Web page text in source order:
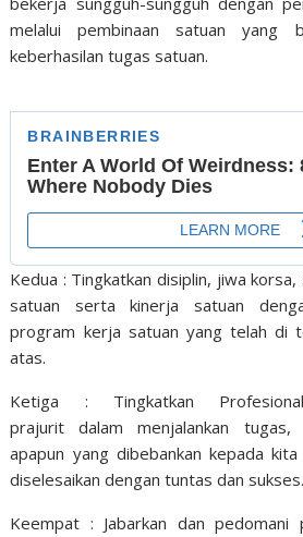
melalui pembinaan satuan yang
keberhasilan tugas satuan.
Kedua : Tingkatkan disiplin, jiwa
satuan serta kinerja satuan
program kerja satuan yang telah di
atas.
Ketiga : Tingkatkan
prajurit dalam menjalankan tugas,
apapun yang dibebankan kepada
diselesaikan dengan tuntas dan sukses.
Keempat : Jabarkan dan pedomani